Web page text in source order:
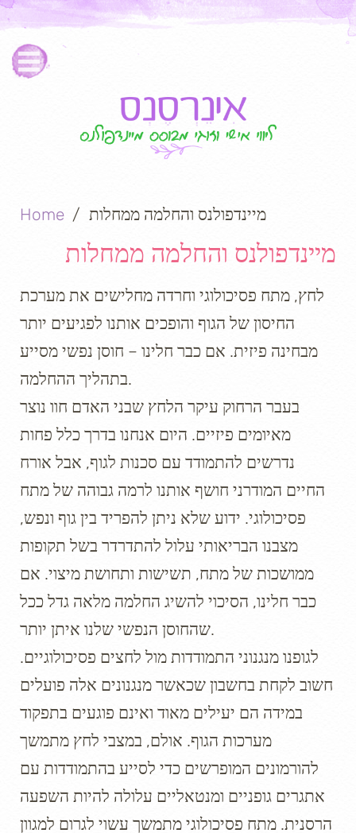
Home מיינדפולנס והחלמה ממחלות
מיינדפולנס והחלמה ממחלות
לחץ, מתח פסיכולוגי וחרדה מחלישים את מערכת
החיסון של הגוף והופכים אותנו לפגיעים יותר
מבחינה פיזית. אם כבר חלינו – חוסן נפשי מסייע
בתהליך ההחלמה.
בעבר הרחוק עיקר הלחץ שבני האדם חוו נוצר
מאיומים פיזיים. היום אנחנו בדרך כלל פחות
נדרשים להתמודד עם סכנות לגוף, אבל אורח
החיים המודרני חושף אותנו לרמה גבוהה של מתח
פסיכולוגי. ידוע שלא ניתן להפריד בין גוף ונפש,
מצבנו הבריאותי עלול להתדרדר בשל תקופות
ממושכות של מתח, תשישות ותחושת מיצוי. אם
כבר חלינו, הסיכוי להשיג החלמה מלאה גדל ככל
שהחוסן הנפשי שלנו איתן יותר.
לגופנו מנגנוני התמודדות מול לחצים פסיכולוגיים.
חשוב לקחת בחשבון שכאשר מנגנונים אלה פועלים
במידה הם יעילים מאוד ואינם פוגעים בתפקוד
מערכות הגוף. אולם, במצבי לחץ מתמשך
להורמונים המופרשים כדי לסייע בהתמודדות עם
אתגרים גופניים ומנטאליים עלולה להיות השפעה
הרסנית. מתח פסיכולוגי מתמשך עשוי לגרום למגוון